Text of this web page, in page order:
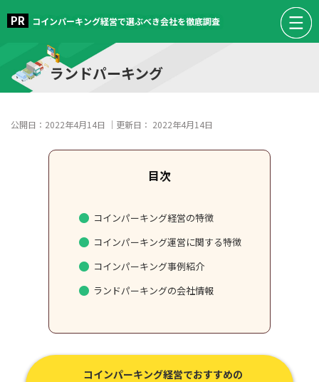
コインパーキング経営で選ぶべき会社を徹底調査
ランドパーキング
公開日： 2022年4月14日 ｜更新日： 2022年4月14日
コインパーキング経営の特徴
コインパーキング運営に関する特徴
コインパーキング事例紹介
ランドパーキングの会社情報
コインパーキング経営でおすすめの